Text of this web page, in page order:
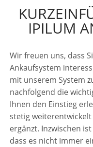
IPILUM
Wir freuen uns, dass
Ankaufsystem
mit unserem System
nachfolgend die
Ihnen den Einstieg
stetig
ergänzt. Inzwischen
dass es nicht immer